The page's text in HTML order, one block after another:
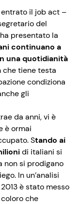
Facili e Veloci
Feste
per Bambini
il job act –
del
presentato la
continuano a
una quotidianità
che tiene testa
condiziona
gli
da anni, vi è
è ormai
Stando ai
di italiani si
non si prodigano
In un’analisi
è stato messo
che